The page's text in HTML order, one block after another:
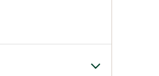
Alternar el